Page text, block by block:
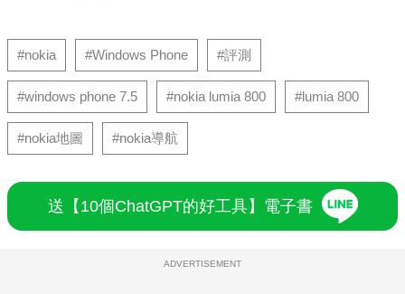
#nokia #Windows Phone #評測
#windows phone 7.5 #nokia lumia 800 #lumia 800
#nokia地圖 #nokia導航
送【10個ChatGPT的好工具】電子書
ADVERTISEMENT